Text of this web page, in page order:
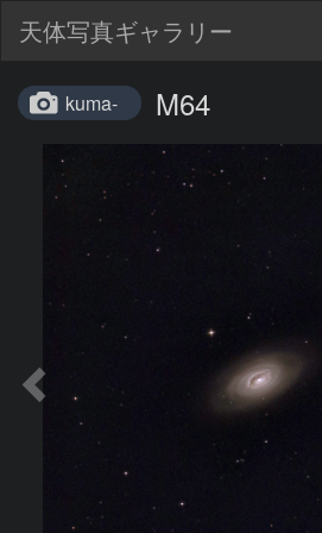
天体写真ギャラリー
kuma- M64